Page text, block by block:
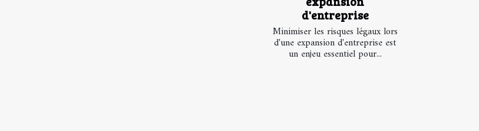
d'entreprise
Minimiser les risques légaux lors
d'une expansion d'entreprise est
un enjeu essentiel pour...